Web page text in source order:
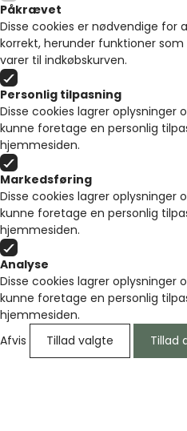
Påkrævet
Disse cookies er nødvendige for
korrekt, herunder funktioner
varer til indkøbskurven.
Personlig tilpasning
Disse cookies lagrer oplysninger
kunne foretage en personlig
hjemmesiden.
Markedsføring
Disse cookies lagrer oplysninger
kunne foretage en personlig
hjemmesiden.
Analyse
Disse cookies lagrer oplysninger
kunne foretage en personlig
hjemmesiden.
Afvis
Tillad valgte Tillad